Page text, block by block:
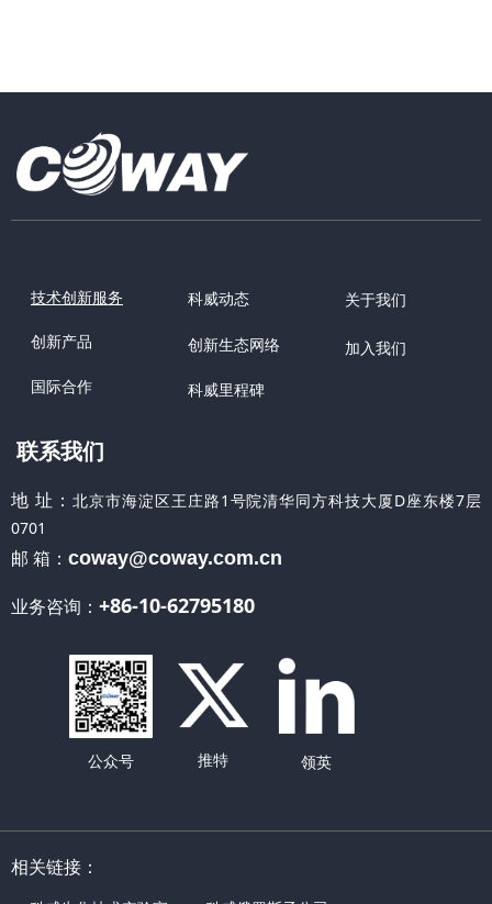
地 址： 北京市海淀区王庄路1号院清华同方科技大厦D座东楼7层
0701
邮 箱： coway@coway.com.cn
业务咨询： +86-10-62795180
联系我们
相关链接：
技术创新服务
创新产品
国际合作
科威动态
创新生态网络
科威里程碑
关于我们
加入我们
推特 领英
公众号